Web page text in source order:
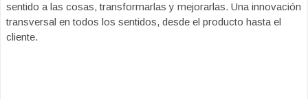
sentido a las cosas, transformarlas y mejorarlas. Una innovación
transversal en todos los sentidos, desde el producto hasta el
cliente.